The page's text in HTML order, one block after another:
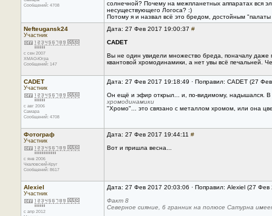
Сообщений: 4708
солнечной? Почему на межпланетных аппаратах вся
несуществующего Логоса? :)
Потому я и назвал всё это бредом, достойным
Nefteugansk24
Участник
с сен 2007
ХМАО-Югра
Сообщений: 147
Дата: 27 Фев 2017 19:00:37 #
CADET
Вы не один увидели множество бреда, поначалу даже
квантовой хромодинамики, а нет увы всё печальней.
CADET
Участник
с авг 2006
Самара
Сообщений: 4708
Дата: 27 Фев 2017 19:18:49 · Поправил: CADET (27
Он ещё и эфир открыл... и, по-видимому, надышался. В
хромодинамики
"Хромо"... это связано с металлом хромом, или она
Фотограф
Участник
с янв 2006
Чкаловский-Круг
Сообщений: 8617
Дата: 27 Фев 2017 19:44:11 #
Вот и пришла весна...
Alexiel
Участник
с апр 2012
Дата: 27 Фев 2017 20:03:06 · Поправил: Alexiel (27
Факт 8
Северное сияние, 6 гранник на полюсе Сатурна